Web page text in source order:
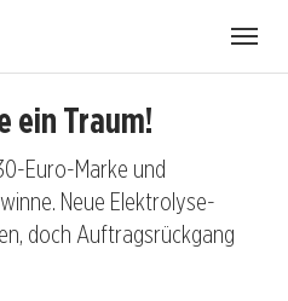
ein Traum!
Euro-Marke und
Neue Elektrolyse-
doch Auftragsrückgang